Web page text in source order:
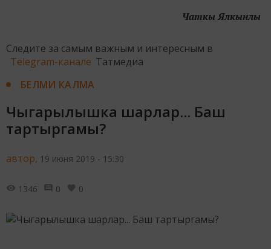
Чаткы Ялкынлы
Следите за самым важным и интересным в
Telegram-канале Татмедиа
БЕЛМИ КАЛМА
Чыгарылышка шарлар... Баш
тартыргамы?
автор, 19 июня 2019 - 15:30
1346 0 0